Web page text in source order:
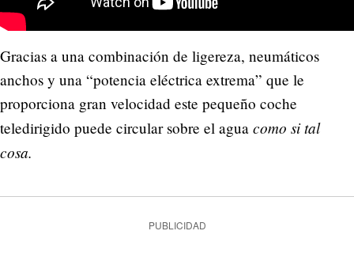
Gracias a una combinación de ligereza, neumáticos
anchos y una “potencia eléctrica extrema” que le
proporciona gran velocidad este pequeño coche
teledirigido puede circular sobre el agua como si tal
cosa.
PUBLICIDAD